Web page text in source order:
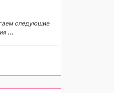
следующие
...